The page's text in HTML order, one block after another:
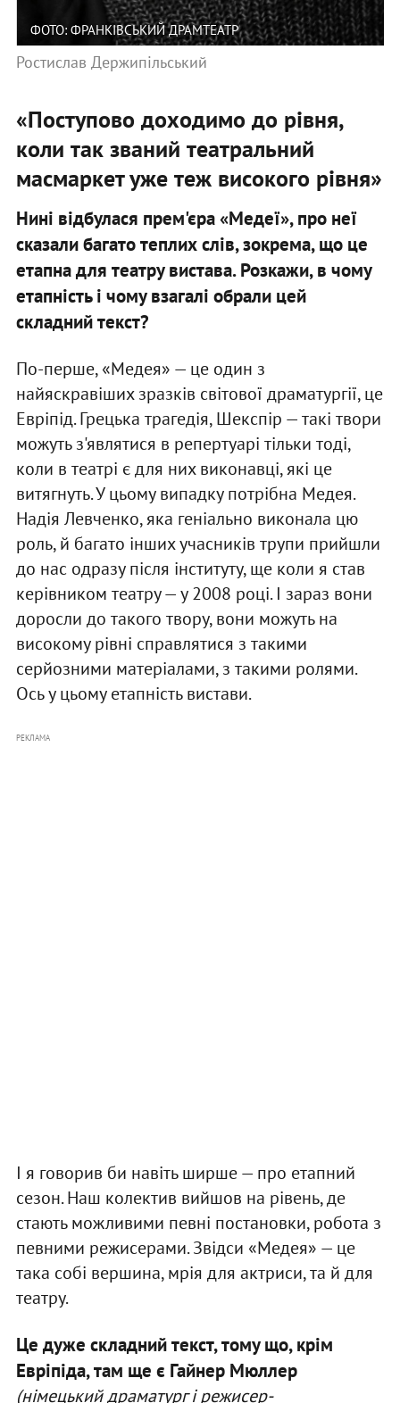
ФОТО: ФРАНКІВСЬКИЙ ДРАМТЕАТР
Ростислав Держипільський
«Поступово доходимо до рівня,
коли так званий театральний
масмаркет уже теж високого рівня»
Нині відбулася прем'єра «Медеї», про неї
сказали багато теплих слів, зокрема, що це
етапна для театру вистава. Розкажи, в чому
етапність і чому взагалі обрали цей
складний текст?
По-перше, «Медея» — це один з
найяскравіших зразків світової драматургії, це
Евріпід. Грецька трагедія, Шекспір — такі твори
можуть з'являтися в репертуарі тільки тоді,
коли в театрі є для них виконавці, які це
витягнуть. У цьому випадку потрібна Медея.
Надія Левченко, яка геніально виконала цю
роль, й багато інших учасників трупи прийшли
до нас одразу після інституту, ще коли я став
керівником театру — у 2008 році. І зараз вони
доросли до такого твору, вони можуть на
високому рівні справлятися з такими
серйозними матеріалами, з такими ролями.
Ось у цьому етапність вистави.
РЕКЛАМА
І я говорив би навіть ширше — про етапний
сезон. Наш колектив вийшов на рівень, де
стають можливими певні постановки, робота з
певними режисерами. Звідси «Медея» — це
така собі вершина, мрія для актриси, та й для
театру.
Це дуже складний текст, тому що, крім
Евріпіда, там ще є Гайнер Мюллер
(німецький драматург і режисер-